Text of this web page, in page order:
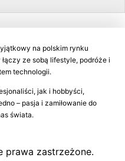
na polskim rynku
ze sobą lifestyle, podróże i
technologii.
jak i hobbyści,
– pasja i zamiłowanie do
świata.
prawa zastrzeżone.